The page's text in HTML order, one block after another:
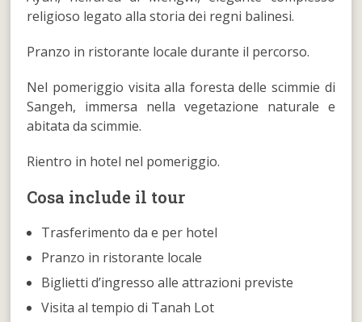
religioso legato alla storia dei regni balinesi.
Pranzo in ristorante locale durante il percorso.
Nel pomeriggio visita alla foresta delle scimmie di
Sangeh, immersa nella vegetazione naturale e
abitata da scimmie.
Rientro in hotel nel pomeriggio.
Cosa include il tour
Trasferimento da e per hotel
Pranzo in ristorante locale
Biglietti d’ingresso alle attrazioni previste
Visita al tempio di Tanah Lot